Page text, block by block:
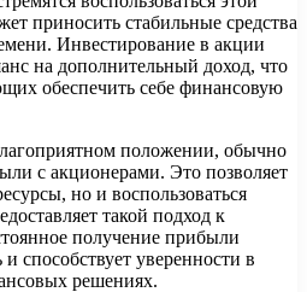
приносить стабильные средства
Инвестирование в акции
на дополнительный доход, что
обеспечить себе финансовую
положении, обычно
с акционерами. Это позволяет
но и воспользоваться
такой подход к
получение прибыли
и способствует уверенности в
решениях.